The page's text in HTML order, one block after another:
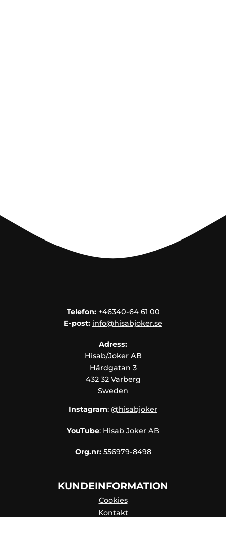
Telefon:+46340-64 61 00
E-post: info@hisabjoker.se
Adress:
Hisab/Joker AB
Härdgatan 3
432 32 Varberg
Sweden
Instagram: @hisabjoker
YouTube: Hisab Joker AB
Org.nr: 556979-8498
KUNDEINFORMATION
Cookies
Kontakt